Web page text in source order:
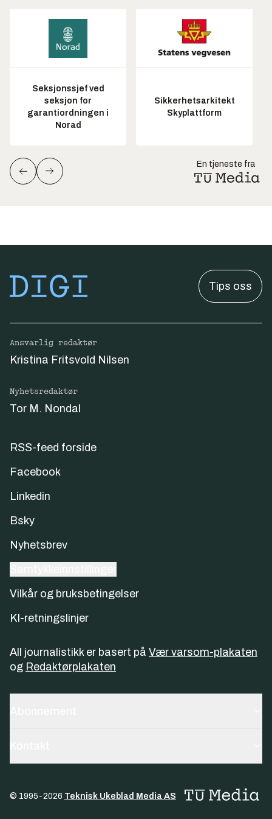
Seksjonssjef ved
seksjon for
garantiordningen i
Norad
Sikkerhetsarkitekt
Skyplattform
En tjeneste fra
Tips oss
Ansvarlig redaktør
Kristina Fritsvold Nilsen
Nyhetsredaktør
Tor M. Nondal
RSS-feed forside
Facebook
Linkedin
Bsky
Nyhetsbrev
Vilkår og bruksbetingelser
KI-retningslinjer
All journalistikk er basert på Vær varsom-plakaten
og Redaktørplakaten
© 1995-2026 Teknisk Ukeblad Media AS